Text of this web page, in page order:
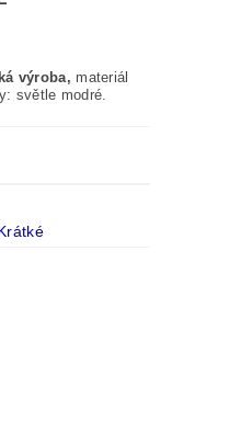
výroba, materiál
světle modré.